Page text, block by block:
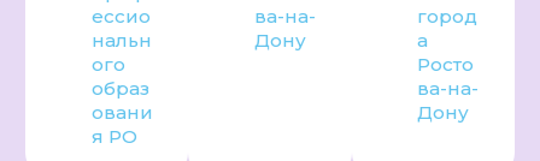
ессио
нальн
ого
образ
овани
я РО
ва-на-
Дону
город
а
Росто
ва-на-
Дону